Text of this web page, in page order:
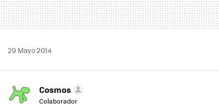
29 Mayo 2014
Cosmos
Colaborador